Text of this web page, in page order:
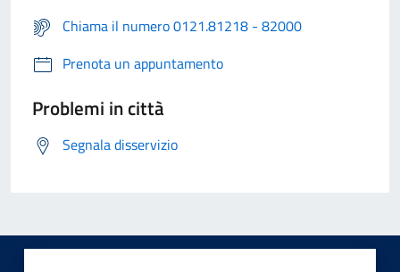
Chiama il numero 0121.81218 - 82000
Prenota un appuntamento
Problemi in città
Segnala disservizio